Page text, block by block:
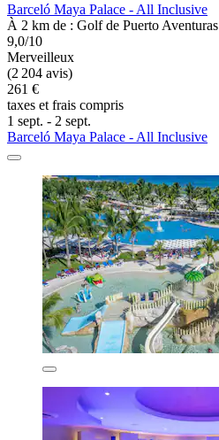
Barceló Maya Palace - All Inclusive
À 2 km de : Golf de Puerto Aventuras
9,0/10
Merveilleux
(2 204 avis)
261 €
taxes et frais compris
1 sept. - 2 sept.
Barceló Maya Palace - All Inclusive